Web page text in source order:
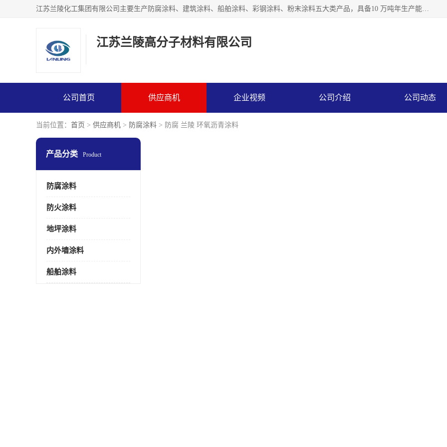
江苏兰陵化工集团有限公司主要生产防腐涂料、建筑涂料、船舶涂料、彩钢涂料、粉末涂料五大类产品，具备10 万吨年生产能力，可以提供优质精良的涂装施工服务，产品广销全国各地，大量出口亚非欧及拉美等国家。
江苏兰陵高分子材料有限公司
公司首页 供应商机 企业视频 公司介绍 公司动态
当前位置： 首页 > 供应商机 > 防腐涂料 > 防腐 兰陵 环氧沥青涂料
产品分类 Product
防腐涂料
防火涂料
地坪涂料
内外墙涂料
船舶涂料